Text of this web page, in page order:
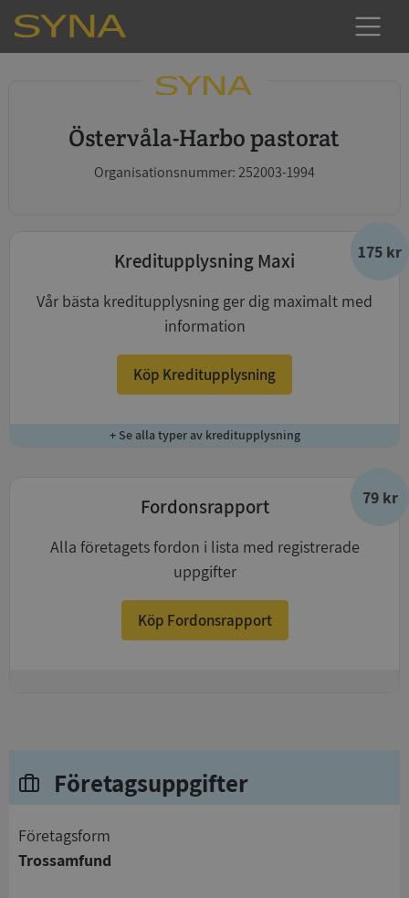
Östervåla-Harbo pastorat
Organisationsnummer: 252003-1994
175 kr
Kreditupplysning Maxi
Vår bästa kreditupplysning ger dig maximalt med
information
Köp Kreditupplysning
+ Se alla typer av kreditupplysning
79 kr
Fordonsrapport
Alla företagets fordon i lista med registrerade
uppgifter
Köp Fordonsrapport
Företagsuppgifter
företagsform
Trossamfund